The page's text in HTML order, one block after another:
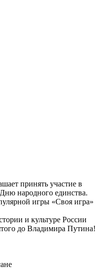
принять участие в
народного единства.
игры «Своя игра»
и культуре России
до Владимира Путина!